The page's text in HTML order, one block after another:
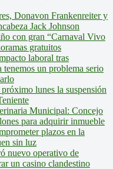
Donavon Frankenreiter y
Jack Johnson
con gran “Carnaval Vivo
gratuitos
laboral tras
un problema serio
lunes la suspensión
Municipal: Concejo
para adquirir inmueble
plazos en la
sin luz
nuevo operativo de
un casino clandestino